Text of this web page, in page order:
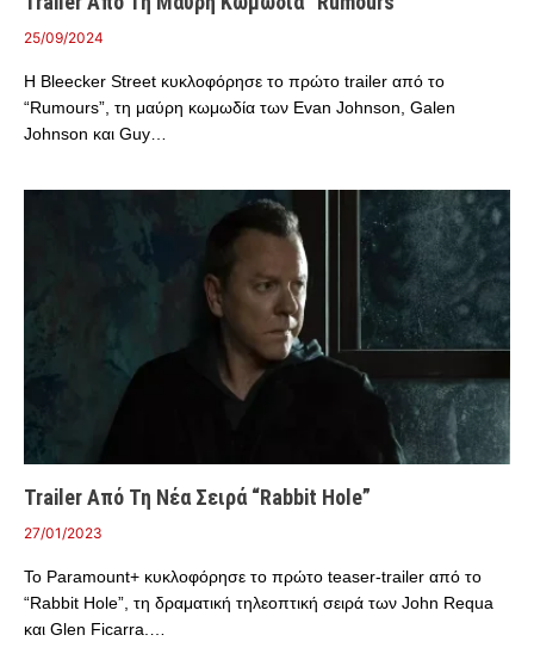
25/09/2024
Η Bleecker Street κυκλοφόρησε το πρώτο trailer από το
“Rumours”, τη μαύρη κωμωδία των Evan Johnson, Galen
Johnson και Guy…
Trailer Από Τη Νέα Σειρά “Rabbit Hole”
27/01/2023
Το Paramount+ κυκλοφόρησε το πρώτο teaser-trailer από το
“Rabbit Hole”, τη δραματική τηλεοπτική σειρά των John Requa
και Glen Ficarra.…